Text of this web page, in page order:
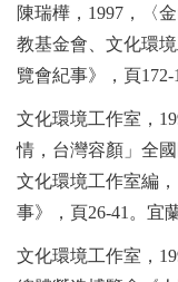
陳瑞樺， 1997 ，〈
教基金會、文化環
覽會紀事》，頁172-
文化環境工作室，
情，台灣容顏」全
文化環境工作室編
事》，頁26-41 。宜
文化環境工作室，